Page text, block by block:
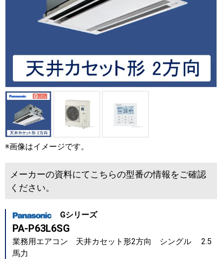
※画像はイメージです。
メーカーの資料にてこちらの型番の情報をご確認
ください。
Gシリーズ
PA-P63L6SG
業務用エアコン 天井カセット形2方向 シングル 2.5
馬力